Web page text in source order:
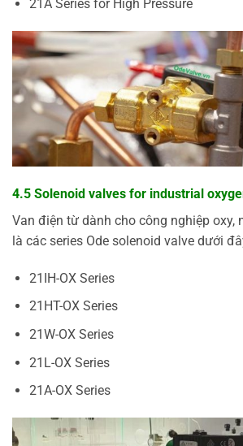
21A Series for High Pressure
4.5 Solenoid valves for industrial
Van điện từ dành cho công nghiệp oxy,
là các series Ode solenoid valve dưới
21IH-OX Series
21HT-OX Series
21W-OX Series
21L-OX Series
21A-OX Series